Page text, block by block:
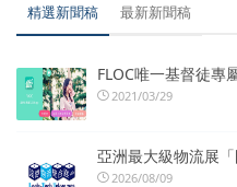
精選新聞稿 最新新聞稿
FLOC唯一基督徒專
2021/03/29
亞洲最大級物流展
2026/08/09